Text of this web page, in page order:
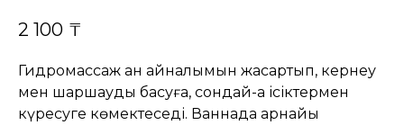
2 100 ₸
Гидромассаж қан айналымын жақсартып, кернеу
мен шаршауды басуға, сондай-ақ ісіктермен
күресуге көмектеседі. Ваннада арнайы